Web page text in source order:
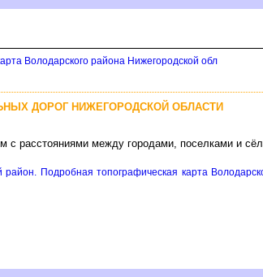
Володарского района Нижегородской обл
ДОРОГ НИЖЕГОРОДСКОЙ ОБЛАСТИ
с расстояниями между городами, поселками и
район. Подробная топографическая карта